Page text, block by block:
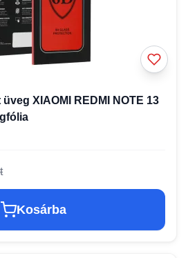
XIAOMI REDMI NOTE 13
Kosárba